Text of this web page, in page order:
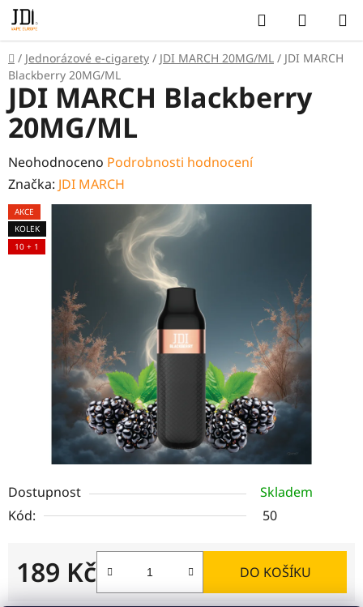
Přejít
na
obsah
Hledat
KOŠÍK
Domů
/ Jednorázové e-cigarety / JDI MARCH 20MG/ML / JDI MARCH
Blackberry 20MG/ML
Dostupnost
Skladem
Kód:
50
189 Kč
Měrná cena:
DO KOŠÍKU
JDI MARCH Blackberry
20MG/ML
Průměrné
hodnocení
produktu
je
0,0
hvězdiček.
Neohodnoceno Podrobnosti hodnocení
Značka: JDI MARCH
AKCE
KOLEK
10 + 1